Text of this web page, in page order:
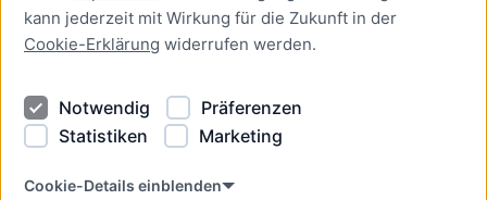
kann jederzeit mit Wirkung für die Zukunft in der
Cookie-Erklärung widerrufen werden.
Notwendig
Präferenzen
Statistiken
Marketing
Cookie-Details einblenden
Kontakt
Datenschutzhinweise
Barrierefreiheit
Cookie Erklärung